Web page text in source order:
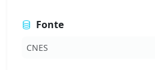
Fonte
CNES